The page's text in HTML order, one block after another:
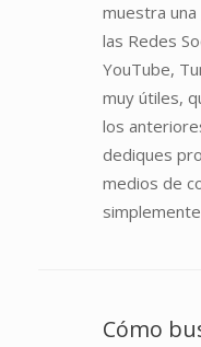
muestra
las Redes
YouTube,
muy útiles,
los
dediques
medios de
Cómo